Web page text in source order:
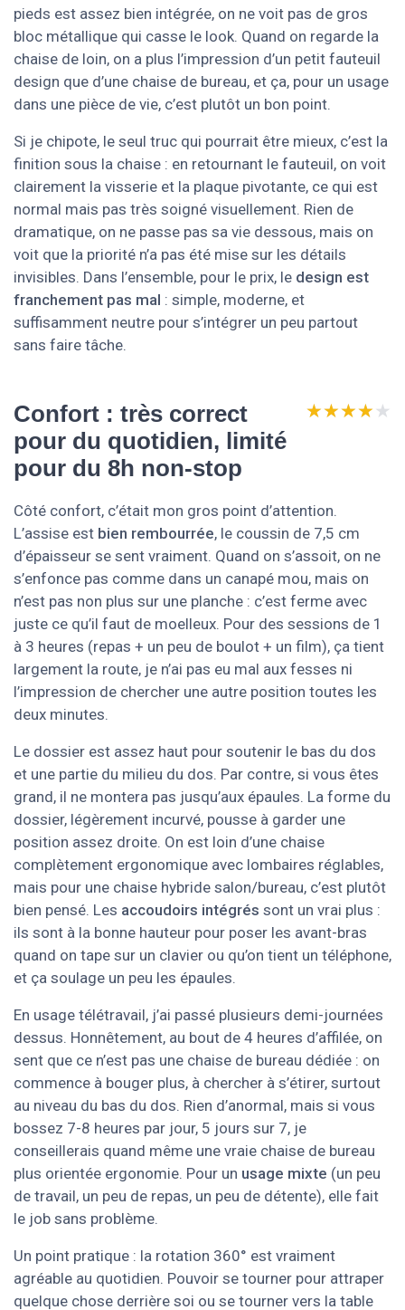
pieds est assez bien intégrée, on ne voit pas de gros
bloc métallique qui casse le look. Quand on regarde la
chaise de loin, on a plus l’impression d’un petit fauteuil
design que d’une chaise de bureau, et ça, pour un usage
dans une pièce de vie, c’est plutôt un bon point.
Si je chipote, le seul truc qui pourrait être mieux, c’est la
finition sous la chaise : en retournant le fauteuil, on voit
clairement la visserie et la plaque pivotante, ce qui est
normal mais pas très soigné visuellement. Rien de
dramatique, on ne passe pas sa vie dessous, mais on
voit que la priorité n’a pas été mise sur les détails
invisibles. Dans l’ensemble, pour le prix, le design est
franchement pas mal : simple, moderne, et
suffisamment neutre pour s’intégrer un peu partout
sans faire tâche.
Confort : très correct
pour du quotidien, limité
pour du 8h non-stop
★★★★★
★★★★★
Côté confort, c’était mon gros point d’attention.
L’assise est bien rembourrée, le coussin de 7,5 cm
d’épaisseur se sent vraiment. Quand on s’assoit, on ne
s’enfonce pas comme dans un canapé mou, mais on
n’est pas non plus sur une planche : c’est ferme avec
juste ce qu’il faut de moelleux. Pour des sessions de 1
à 3 heures (repas + un peu de boulot + un film), ça tient
largement la route, je n’ai pas eu mal aux fesses ni
l’impression de chercher une autre position toutes les
deux minutes.
Le dossier est assez haut pour soutenir le bas du dos
et une partie du milieu du dos. Par contre, si vous êtes
grand, il ne montera pas jusqu’aux épaules. La forme du
dossier, légèrement incurvé, pousse à garder une
position assez droite. On est loin d’une chaise
complètement ergonomique avec lombaires réglables,
mais pour une chaise hybride salon/bureau, c’est plutôt
bien pensé. Les accoudoirs intégrés sont un vrai plus :
ils sont à la bonne hauteur pour poser les avant-bras
quand on tape sur un clavier ou qu’on tient un téléphone,
et ça soulage un peu les épaules.
En usage télétravail, j’ai passé plusieurs demi-journées
dessus. Honnêtement, au bout de 4 heures d’affilée, on
sent que ce n’est pas une chaise de bureau dédiée : on
commence à bouger plus, à chercher à s’étirer, surtout
au niveau du bas du dos. Rien d’anormal, mais si vous
bossez 7-8 heures par jour, 5 jours sur 7, je
conseillerais quand même une vraie chaise de bureau
plus orientée ergonomie. Pour un usage mixte (un peu
de travail, un peu de repas, un peu de détente), elle fait
le job sans problème.
Un point pratique : la rotation 360° est vraiment
agréable au quotidien. Pouvoir se tourner pour attraper
quelque chose derrière soi ou se tourner vers la table